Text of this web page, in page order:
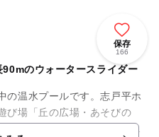
保存
166
のウォータースライダー
の温水プールです。志戸平ホ
び場「丘の広場・あそびの
で世代を超えた楽しさが揃っ